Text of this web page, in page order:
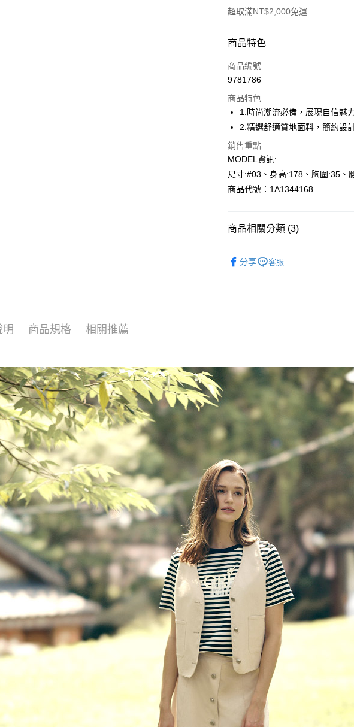
超取滿NT$2,000免運
付款方式
信用卡一次付款
LINE Pay
Apple Pay
悠遊付
Google Pay
相關說明
AFTEE先享後付是「在收到商品之後
便利好安心！
／ATM／網路銀行／等多元方式進行
※ 請注意：結帳手續完成當下不需立
絡購買商品的店家。未經商家同意取
先享後付繳納相關費用。
※ 交易是否成功請以「AFTEE先享後
是否繳費成功／繳費後需取消欲退款
付客戶支援中心」
https://
【注意事項】
１．透過由恩沛科技股份有限公司提
交易，需依本服務之必要範圍內提供
求債權轉讓予恩沛科技股份有限公司。
２．關於個人資料處理事宜，請瀏覽
https://aftee.tw/terms/#terms3
３．未成年的使用者請事先徵得法定
「AFTEE先享後付」，若未經同意申
任。
４．使用「AFTEE先享後付」時，將
即時審查核予不同之上限額度；若仍
結果請求用戶進行身份認證。
５．嚴禁一人註冊多個帳號或使用他
形，恩沛科技股份有限公司將有權停
7-11--滿2000元免運
每筆NT$60，滿NT$2,000(含以
付款後7-11取貨---滿2000元免運
每筆NT$60，滿NT$2,000(含以
宅配-滿2000元免運
每筆NT$120，滿NT$2,000(含以
商品特色
商品編號
9781786
商品特色
1.時尚潮流必備，展現自信魅
2.精選舒適質地面料，簡約設
銷售重點
MODEL資訊:
尺寸:#03、身高:178、胸圍:35、
商品代號：1A1344168
商品相關分類 (3)
分享 客服
明 商品規格 相關推薦